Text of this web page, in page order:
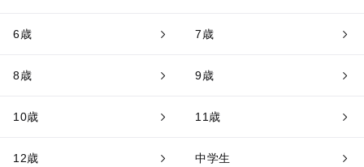
6歳 7歳
8歳 9歳
10歳 11歳
12歳 中学生